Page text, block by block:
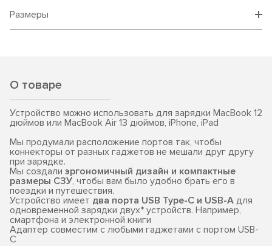
Размеры
О товаре
Устройство можно использовать для зарядки MacBook 12
дюймов или MacBook Air 13 дюймов, iPhone, iPad
Мы продумали расположение портов так, чтобы
коннекторы от разных гаджетов не мешали друг другу
при зарядке.
Мы создали эргономичный дизайн и компактные
размеры СЗУ, чтобы вам было удобно брать его в
поездки и путешествия.
Устройство имеет два порта USB Type-C и USB-A для
одновременной зарядки двух* устройств. Например,
смартфона и электронной книги
Адаптер совместим с любыми гаджетами с портом USB-
C